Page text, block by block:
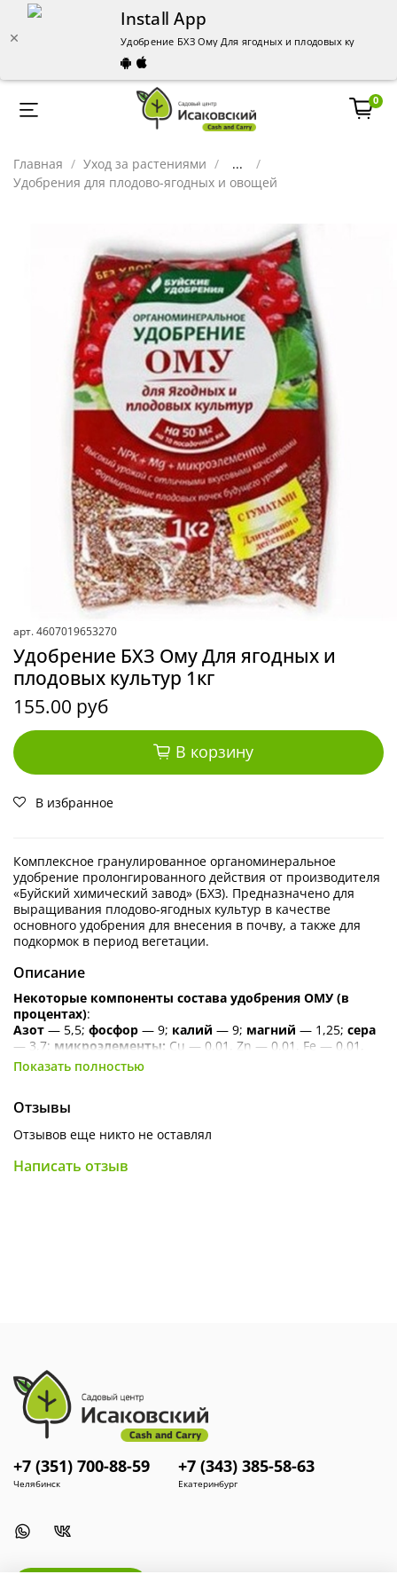
Install App
Удобрение БХЗ Ому Для ягодных и плодовых культур
0
Главная Уход за растениями
...
Удобрения для плодово-ягодных и овощей
арт. 4607019653270
Удобрение БХЗ Ому Для ягодных и
плодовых культур 1кг
155.00 руб
В корзину
В избранное
Комплексное гранулированное органоминеральное
удобрение пролонгированного действия от производителя
«Буйский химический завод» (БХЗ). Предназначено для
выращивания плодово-ягодных культур в качестве
основного удобрения для внесения в почву, а также для
подкормок в период вегетации.
Описание
Некоторые компоненты состава удобрения ОМУ (в
процентах):
Азот — 5,5; фосфор — 9; калий — 9; магний — 1,25; сера
— 3,7; микроэлементы: Cu — 0,01, Zn — 0,01, Fe — 0,01,
Mn — 0,7, В — 0,02; гуминовые соединения — 11.
Производится на основе низинного торфа, в состав
микроэлементы.
Минеральные элементы питания закрепляются в
80–120 г на одну посадочную яму
посадке.
10–30 г/м²
— 1–2 подкормки в течение вегетации с
обязательной заделкой в почву.
Показать полностью
Отзывы
Отзывов еще никто не оставлял
Написать отзыв
+7 (351) 700-88-59
Челябинск
+7 (343) 385-58-63
Екатеринбург